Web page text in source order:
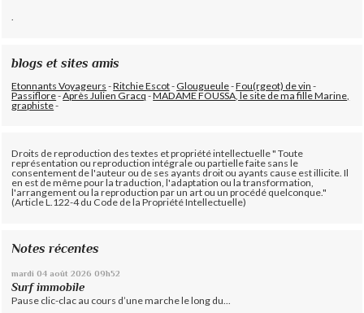
blogs et sites amis
Etonnants Voyageurs -Ritchie Escot-Glougueule-Fou(rgeot) de vin -
Passiflore-Après Julien Gracq-MADAME FOUSSA, le site de ma fille Marine,
graphiste-
Droits de reproduction des textes et propriété intellectuelle " Toute
représentation ou reproduction intégrale ou partielle faite sans le
consentement de l'auteur ou de ses ayants droit ou ayants cause est illicite. Il
en est de même pour la traduction, l'adaptation ou la transformation,
l'arrangement ou la reproduction par un art ou un procédé quelconque."
(Article L.122-4 du Code de la Propriété Intellectuelle)
Notes récentes
mardi 04 août 2026 09h52
Surf immobile
Pause clic-clac au cours d’une marche le long du...